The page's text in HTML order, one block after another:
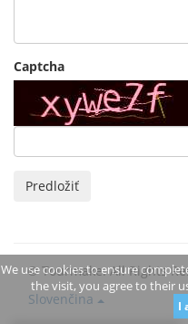
Captcha
Predložiť
© Tourmake. All Rights
Slovenčina
We use cookies to ensure
the visit, you agree to their
I